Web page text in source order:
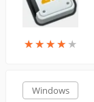
★★★★ ★
★★★★ ★
Windows